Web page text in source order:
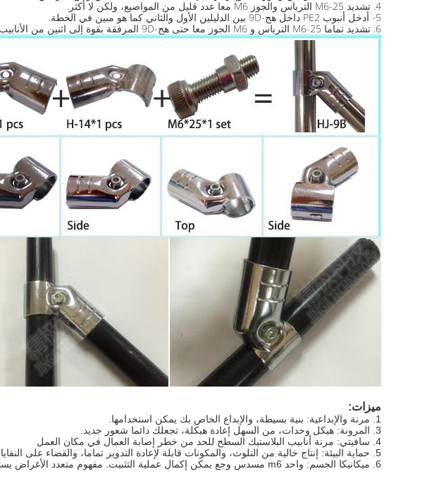
4. تشديد M6-25 الترباس والجوز M6 معا عدد قليل من المواضيع، ولكن لا أكثر.
5- أدخل أنبوب PE2 داخل هج-9D بين الدليلين الأول والثاني كما هو مبين في الخطة.
6. تشديد تماما M6-25 الترباس و M6 الجوز معا حتى هج-9D المرفقة بقوة إلى اثنين من الأنابيب. يوصى بقوة 9.8 نانومتر لهذه الخطوة.
ميزات:
1. مرنة والإبداعية: بنية بسيطة، والإبداع الخاص بك يمكن استخدامها.
3. المرونة: هيكل وحدات، من السهل إعادة هيكلة، تجعلك دائما شعور جديد.
4. سافيتي: مرنة أنابيب البلاستيك السطح للحد من خطر إصابة العمال في مكان العمل
5. حماية البيئة: إنتاج خالية من التلوث، والمكونات قابلة لإعادة التدوير تماما، والقضاء على النفايات، وهو ما يتماشى تماما مع مفهوم حماية البيئة الدولية
6. ميكانيكا الجسم: واحد m6 مسدس وجع يمكن إكمال عملية التثبيت. مفهوم متعدد الأغراض يستخدم لإفساح المجال كاملا للفوائد الاقتصادية.